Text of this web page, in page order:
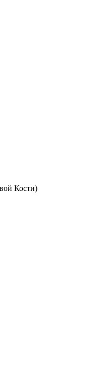
Кости)